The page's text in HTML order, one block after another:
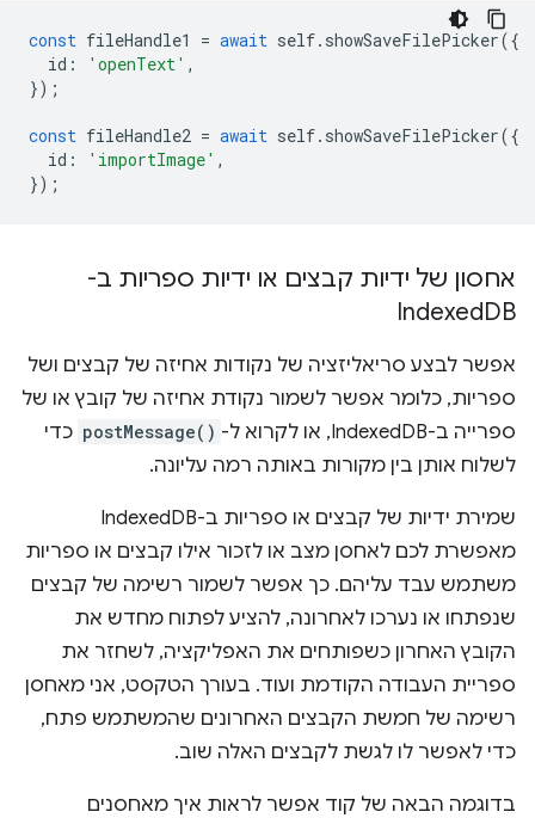
const fileHandle1 = await self. showSaveFilePicker({
id : 'openText' ,
});
const fileHandle2 = await self. showSaveFilePicker({
id : 'importImage' ,
});
אחסון של ידיות קבצים או ידיות ספריות ב-
IndexedDB
אפשר לבצע סריאליזציה של נקודות אחיזה של קבצים ושל
ספריות, כלומר אפשר לשמור נקודת אחיזה של קובץ או של
ספרייה ב-IndexedDB, או לקרוא ל-
postMessage() כדי
לשלוח אותן בין מקורות באותה רמה עליונה.
שמירת ידיות של קבצים או ספריות ב-IndexedDB
מאפשרת לכם לאחסן מצב או לזכור אילו קבצים או ספריות
משתמש עבד עליהם. כך אפשר לשמור רשימה של קבצים
שנפתחו או נערכו לאחרונה, להציע לפתוח מחדש את
הקובץ האחרון כשפותחים את האפליקציה, לשחזר את
ספריית העבודה הקודמת ועוד. בעורך הטקסט, אני מאחסן
רשימה של חמשת הקבצים האחרונים שהמשתמש פתח,
כדי לאפשר לו לגשת לקבצים האלה שוב.
בדוגמה הבאה של קוד אפשר לראות איך מאחסנים